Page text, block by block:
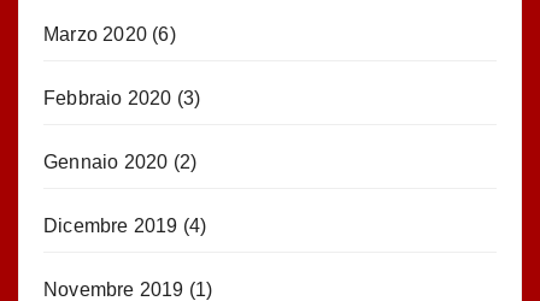
Marzo 2020 (6)
Febbraio 2020 (3)
Gennaio 2020 (2)
Dicembre 2019 (4)
Novembre 2019 (1)